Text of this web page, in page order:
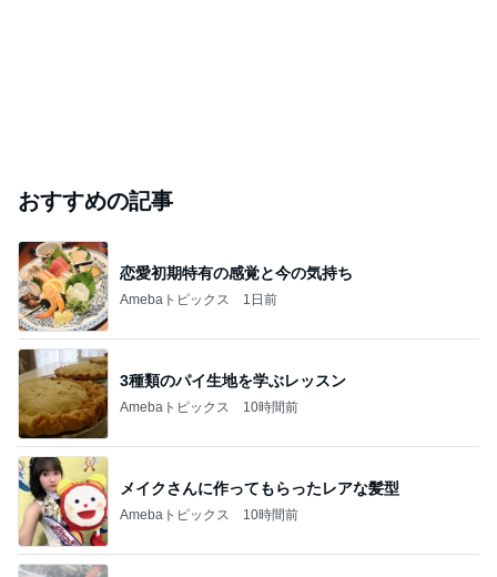
おすすめの記事
恋愛初期特有の感覚と今の気持ち
Amebaトピックス 1日前
3種類のパイ生地を学ぶレッスン
Amebaトピックス 10時間前
メイクさんに作ってもらったレアな髪型
Amebaトピックス 10時間前